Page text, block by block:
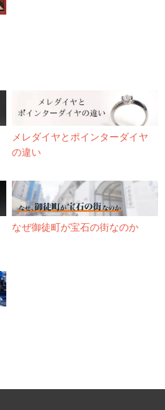
メレダイヤとポインターダイヤ
の違い
なぜ御徒町が宝石の街なのか